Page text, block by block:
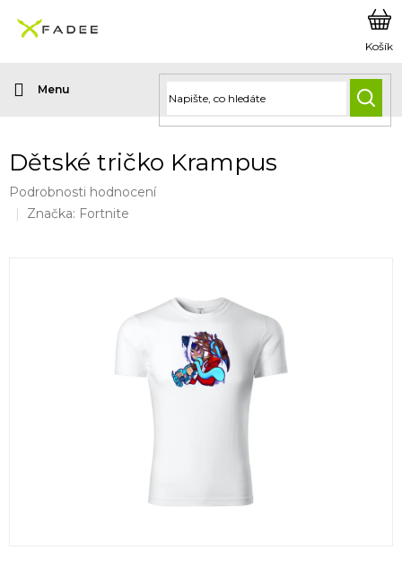
obsah
Dětské tričko Krampus
Průměrné
hodnocení
Podrobnosti hodnocení
Značka: Fortnite